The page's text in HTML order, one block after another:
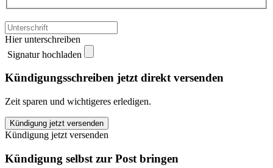
Hier unterschreiben
Signatur hochladen
Kündigungsschreiben jetzt direkt versenden
Zeit sparen und wichtigeres erledigen.
ERGO
Berufsunfähigkeitsversicherung
kündigen
quantity
Kündigung jetzt versenden
Kündigung jetzt versenden
Kündigung selbst zur Post bringen